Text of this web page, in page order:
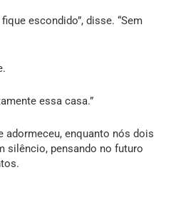
escondido”, disse. “Sem
essa casa.”
adormeceu, enquanto nós dois
silêncio, pensando no futuro